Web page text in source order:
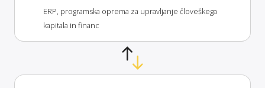
ERP, programska oprema za upravljanje človeškega
kapitala in financ